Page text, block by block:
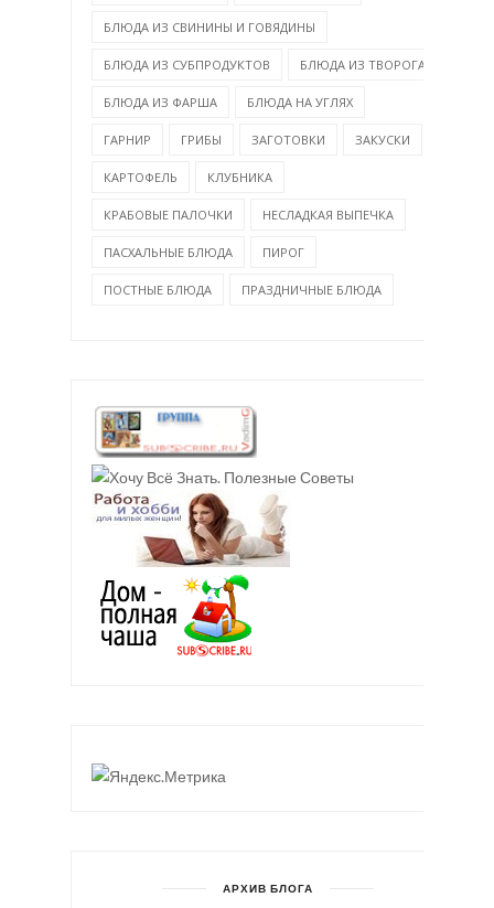
БЛЮДА ИЗ СВИНИНЫ И ГОВЯДИНЫ
БЛЮДА ИЗ СУБПРОДУКТОВ БЛЮДА ИЗ ТВОРОГА
БЛЮДА ИЗ ФАРША БЛЮДА НА УГЛЯХ
ГАРНИР ГРИБЫ ЗАГОТОВКИ ЗАКУСКИ
КАРТОФЕЛЬ КЛУБНИКА
КРАБОВЫЕ ПАЛОЧКИ НЕСЛАДКАЯ ВЫПЕЧКА
ПАСХАЛЬНЫЕ БЛЮДА ПИРОГ
ПОСТНЫЕ БЛЮДА ПРАЗДНИЧНЫЕ БЛЮДА
АРХИВ БЛОГА